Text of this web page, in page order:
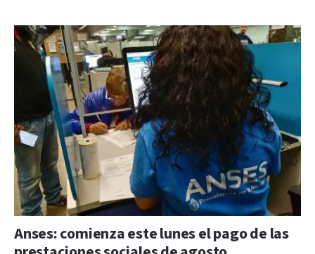
Anses: comienza este lunes el pago de las